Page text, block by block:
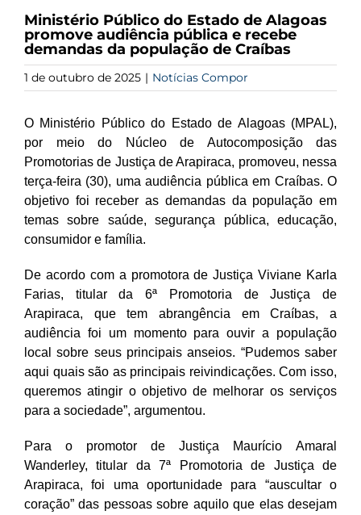
Ministério Público do Estado de Alagoas
promove audiência pública e recebe
demandas da população de Craíbas
1 de outubro de 2025 | Notícias Compor
O Ministério Público do Estado de Alagoas (MPAL),
por meio do Núcleo de Autocomposição das
Promotorias de Justiça de Arapiraca, promoveu, nessa
terça-feira (30), uma audiência pública em Craíbas. O
objetivo foi receber as demandas da população em
temas sobre saúde, segurança pública, educação,
consumidor e família.
De acordo com a promotora de Justiça Viviane Karla
Farias, titular da 6ª Promotoria de Justiça de
Arapiraca, que tem abrangência em Craíbas, a
audiência foi um momento para ouvir a população
local sobre seus principais anseios. “Pudemos saber
aqui quais são as principais reivindicações. Com isso,
queremos atingir o objetivo de melhorar os serviços
para a sociedade”, argumentou.
Para o promotor de Justiça Maurício Amaral
Wanderley, titular da 7ª Promotoria de Justiça de
Arapiraca,foi uma oportunidade para “auscultar o
coração” das pessoas sobre aquilo que elas desejam